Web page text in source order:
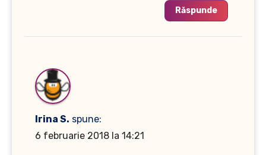
Răspunde
Irina S. spune:
6 februarie 2018 la 14:21